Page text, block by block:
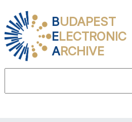
BUDAPEST
ELECTRONIC
ARCHIVE